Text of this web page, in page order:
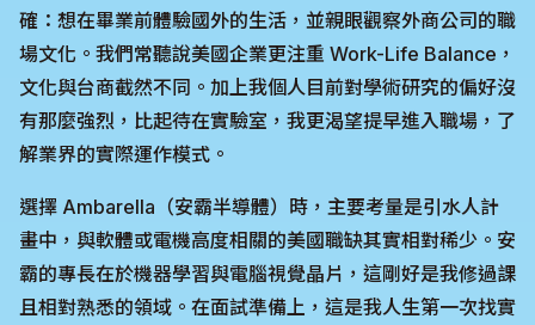
確：想在畢業前體驗國外的生活，並親眼觀察外商公司的職
場文化。我們常聽說美國企業更注重 Work-Life Balance，
文化與台商截然不同。加上我個人目前對學術研究的偏好沒
有那麼強烈，比起待在實驗室，我更渴望提早進入職場，了
解業界的實際運作模式。
選擇 Ambarella（安霸半導體）時，主要考量是引水人計
畫中，與軟體或電機高度相關的美國職缺其實相對稀少。安
霸的專長在於機器學習與電腦視覺晶片，這剛好是我修過課
且相對熟悉的領域。在面試準備上，這是我人生第一次找實